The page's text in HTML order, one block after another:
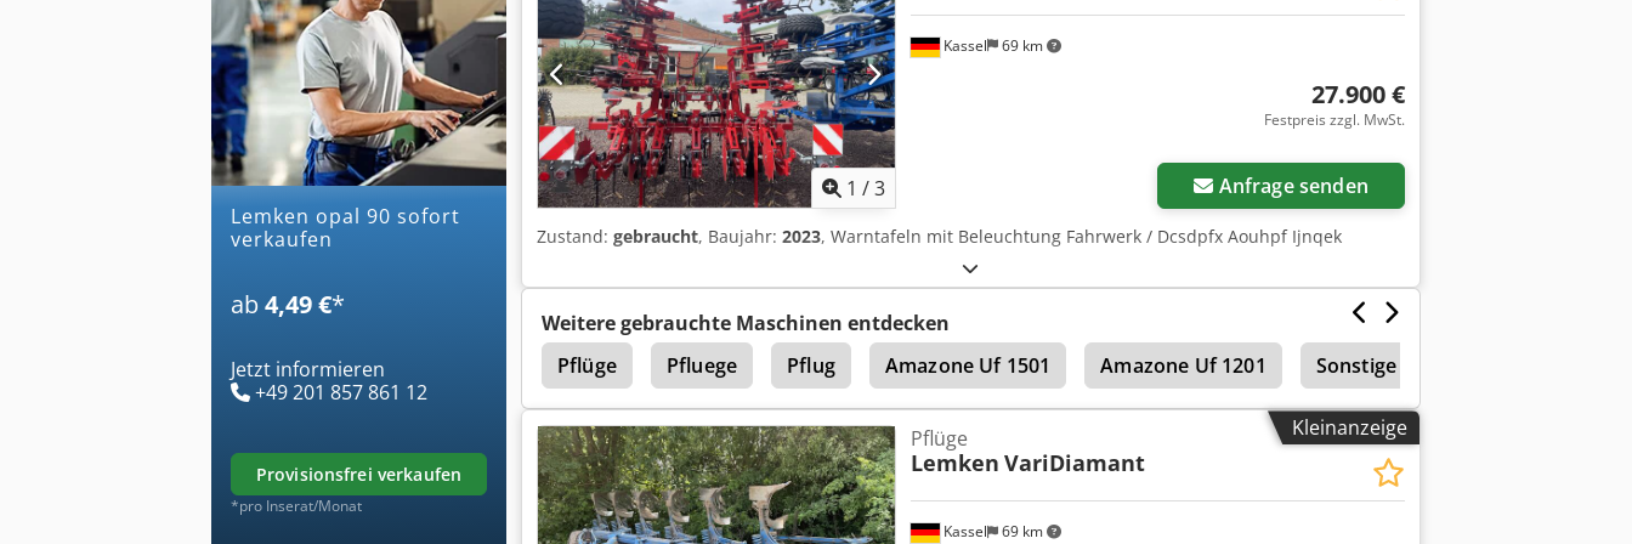
lemken opal 90 sofort
verkaufen
ab 4,49 €*
Jetzt informieren
+49 201 857 861 12
provisionsfrei verkaufen
*pro Inserat/Monat
1 /3
Kassel 69 km
27.900 €
Festpreis zzgl. MwSt.
Anfrage senden
Zustand: gebraucht, Baujahr: 2023, Warntafeln mit Beleuchtung Fahrwerk / Dcsdpfx Aouhpf Ijnqek
Weitere gebrauchte Maschinen entdecken
Pflüge
Pfluege Pflug Amazone Uf 1501 Amazone Uf 1201 Sonstige
Saatbettkombination Bremer Grubber
Kleinanzeige
Kassel 69 km
Pflüge
Lemken VariDiamant